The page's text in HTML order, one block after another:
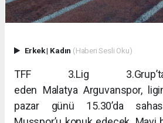
Erkek| Kadın (Haberi Sesli Oku)
TFF 3.Lig
eden Malatya Arguvanspor,
pazar günü 15.30’da